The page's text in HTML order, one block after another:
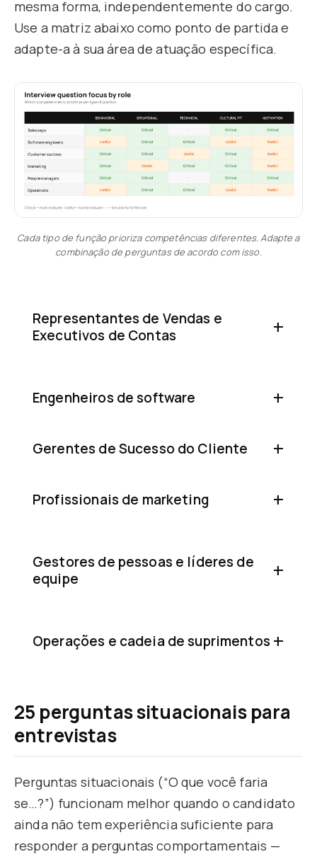
mesma forma, independentemente do cargo.
Use a matriz abaixo como ponto de partida e
adapte-a à sua área de atuação específica.
Cada tipo de função prioriza competências diferentes. Adapte a
combinação de perguntas de acordo com isso.
Representantes de Vendas e
Executivos de Contas
Engenheiros de software
Gerentes de Sucesso do Cliente
Profissionais de marketing
Gestores de pessoas e líderes de
equipe
Operações e cadeia de suprimentos
25 perguntas situacionais para
entrevistas
Perguntas situacionais (“O que você faria
se…?”) funcionam melhor quando o candidato
ainda não tem experiência suficiente para
responder a perguntas comportamentais —